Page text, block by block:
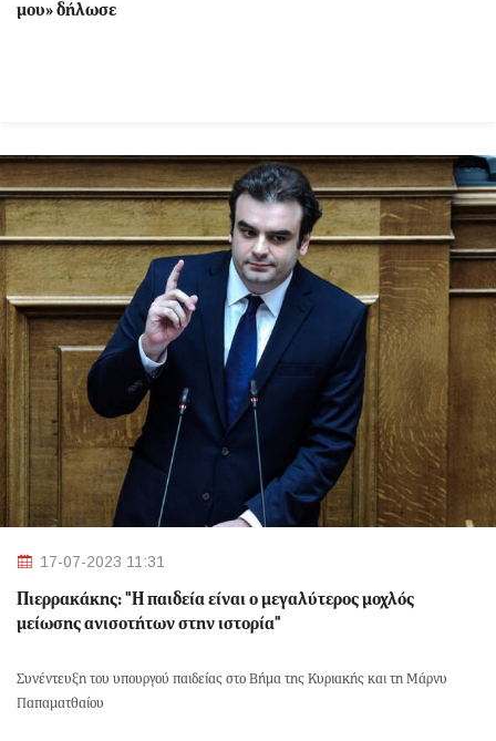
μου» δήλωσε
17-07-2023 11:31
Πιερρακάκης: "Η παιδεία είναι ο μεγαλύτερος μοχλός
μείωσης ανισοτήτων στην ιστορία"
Συνέντευξη του υπουργού παιδείας στο Βήμα της Κυριακής και τη Μάρνυ
Παπαματθαίου